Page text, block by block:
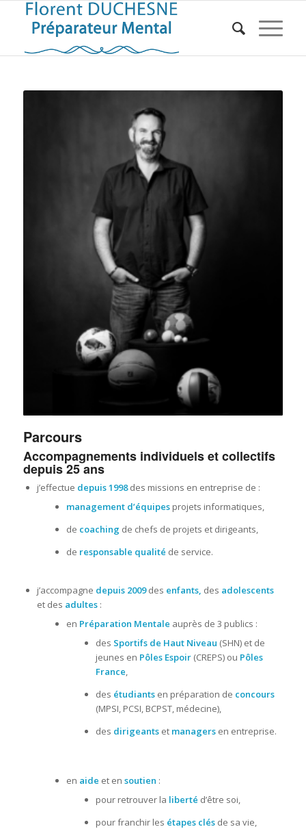
Parcours
Accompagnements individuels et collectifs
depuis 25 ans
j’effectue depuis 1998des missions en entreprise de :
management d’équipesprojets informatiques,
de coaching de chefs de projets et dirigeants,
de responsable qualité de service.
j’accompagne depuis 2009des enfants, des adolescents
et des adultes:
en Préparation Mentale auprès de 3 publics :
des Sportifs de Haut Niveau (SHN) et de
jeunes en Pôles Espoir(CREPS) ou Pôles
France,
des étudiantsen préparation de concours
(MPSI, PCSI, BCPST, médecine),
des dirigeantset managersen entreprise.
en aide et en soutien :
pour retrouver la liberté d’être soi,
pour franchir les étapes clésde sa vie,